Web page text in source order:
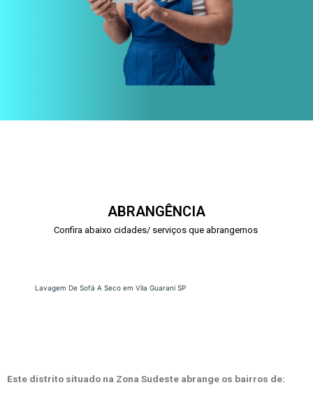
ABRANGÊNCIA
Confira abaixo cidades/ serviços que abrangemos
Lavagem De Sofá A Seco em Vila Guarani SP
Este distrito situado na Zona Sudeste abrange os bairros de: